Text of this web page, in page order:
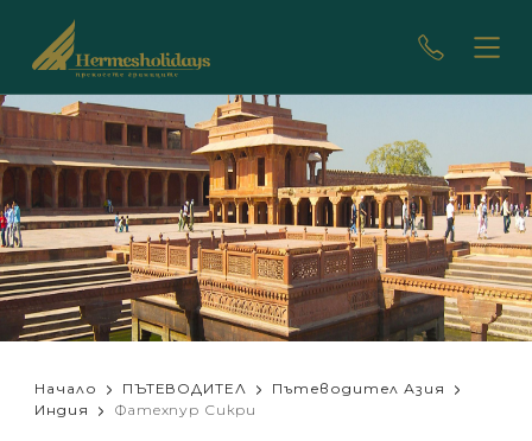
Начало ПЪТЕВОДИТЕЛ
Пътеводител Азия
Индия
Фатехпур Сикри